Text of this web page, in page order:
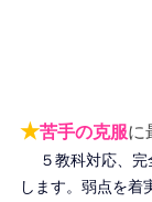
★苦手の克服に
５教科対応、
します。弱点を着